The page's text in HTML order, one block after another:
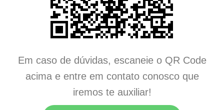
Em caso de dúvidas, escaneie o QR Code
acima e entre em contato conosco que
iremos te auxiliar!